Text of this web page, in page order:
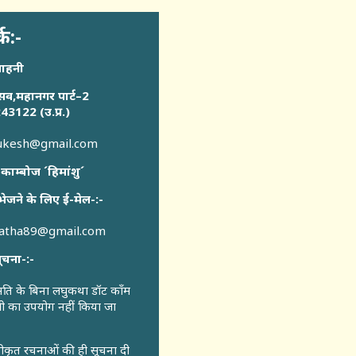
पार्ट–2
(उ.प्र.)
´हिमांशु´
के लिए ई-मेल-:-
:-
के बिना लघुकथा डॉट कॉंम
का उपयोग नहीं किया जा
रचनाओं की ही सूचना दी